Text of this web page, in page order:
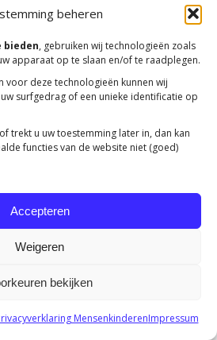
beheren
bieden, gebruiken wij technologieën zoals
apparaat op te slaan en/of te raadplegen.
voor deze technologieën kunnen wij
surfgedrag of een unieke identificatie op
trekt u uw toestemming later in, dan kan
functies van de website niet (goed)
Accepteren
Weigeren
bekijken
MensenkinderenImpressum